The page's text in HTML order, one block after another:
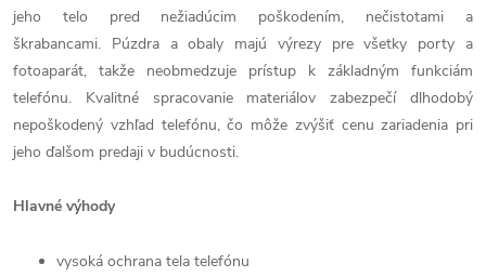
jeho telo pred nežiadúcim poškodením, nečistotami a
škrabancami. Púzdra a obaly majú výrezy pre všetky porty a
fotoaparát, takže neobmedzuje prístup k základným funkciám
telefónu. Kvalitné spracovanie materiálov zabezpečí dlhodobý
nepoškodený vzhľad telefónu, čo môže zvýšiť cenu zariadenia pri
jeho ďalšom predaji v budúcnosti.
Hlavné výhody
vysoká ochrana tela telefónu